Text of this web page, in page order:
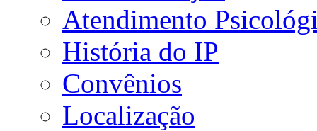
Atendimento
História do IP
Convênios
Localização